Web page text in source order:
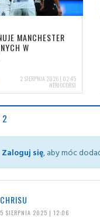
MANCHESTER
W
2 SIERPNIA 2026 | 02:45
NERIOCORSI
2
Zaloguj się, aby móc
CHRISU
5 SIERPNIA 2025 | 12:06